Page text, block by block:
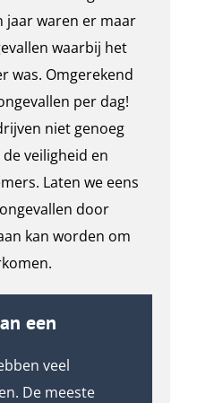
jaar waren er maar
waarbij het
was. Omgerekend
per dag!
niet genoeg
veiligheid en
Laten we eens
door
kan worden om
een
veel
De meeste